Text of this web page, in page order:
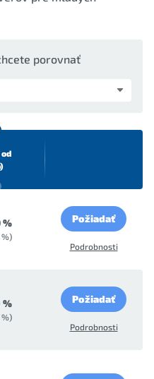
porovnať
% Požiadať
Podrobnosti
% Požiadať
Podrobnosti